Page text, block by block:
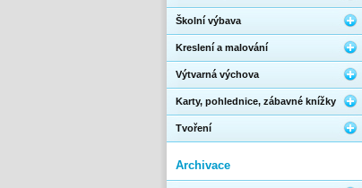
Školní výbava
Kreslení a malování
Výtvarná výchova
Karty, pohlednice, zábavné knížky
Tvoření
Archivace